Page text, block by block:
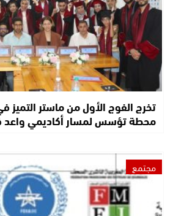
تخرج الفوج الأول من ماستر التميز
محطة تؤسس لمسار أكاديمي
مجتمع